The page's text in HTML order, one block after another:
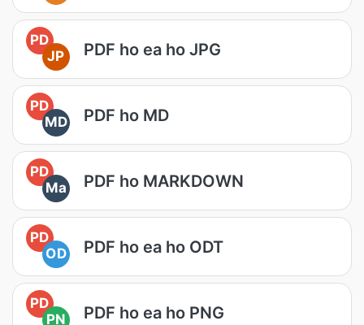
PD
JP
PDF ho ea ho JPG
PD
MD
PDF ho MD
PD
Ma
PDF ho MARKDOWN
PD
OD
PDF ho ea ho ODT
PD
PN
PDF ho ea ho PNG